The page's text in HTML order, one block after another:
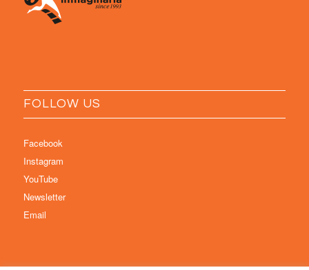
FOLLOW US
Facebook
Instagram
YouTube
Newsletter
Email